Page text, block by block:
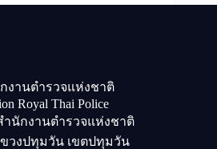
งานตำรวจแห่งชาติ
Royal Thai Police
ำนักงานตำรวจแห่งชาติ
วงปทุมวัน เขตปทุมวัน